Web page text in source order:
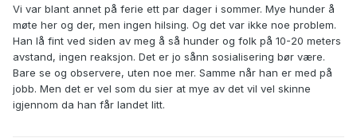
Vi var blant annet på ferie ett par dager i sommer. Mye hunder å
møte her og der, men ingen hilsing. Og det var ikke noe problem.
Han lå fint ved siden av meg å så hunder og folk på 10-20 meters
avstand, ingen reaksjon. Det er jo sånn sosialisering bør være.
Bare se og observere, uten noe mer. Samme når han er med på
jobb. Men det er vel som du sier at mye av det vil vel skinne
igjennom da han får landet litt.